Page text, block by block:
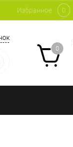
Избранное 0
0